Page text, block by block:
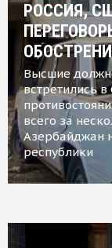
РОССИЯ,
Высшие
встретились
всего за
Азербайджан
республики